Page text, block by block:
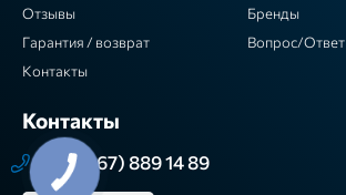
Отзывы
Гарантия / возврат
Контакты
Бренды
Вопрос/Ответ
Контакты
+38 (067) 889 14 89